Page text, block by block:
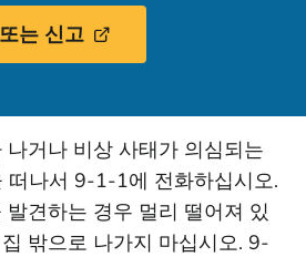
는 신고
나거나 비상 사태가 의심되는
떠나서 9-1-1에 전화하십시오.
견하는 경우 멀리 떨어져 있
밖으로 나가지 마십시오. 9-